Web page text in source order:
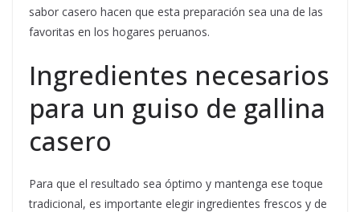
sabor casero hacen que esta preparación sea una de las
favoritas en los hogares peruanos.
Ingredientes necesarios
para un guiso de gallina
casero
Para que el resultado sea óptimo y mantenga ese toque
tradicional, es importante elegir ingredientes frescos y de